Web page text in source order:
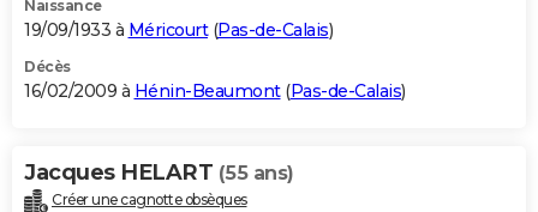
Naissance
19/09/1933 à Méricourt(Pas-de-Calais)
Décès
16/02/2009 à Hénin-Beaumont(Pas-de-Calais)
Jacques HELART (55 ans)
Créer une cagnotte obsèques